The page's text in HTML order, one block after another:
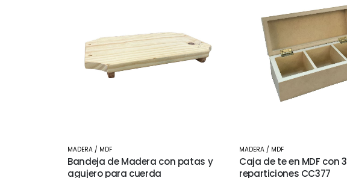
MADERA / MDF
Caja de te en MDF con 3
reparticiones CC377
MANUALIDADES
Cuenta de madera 3cm